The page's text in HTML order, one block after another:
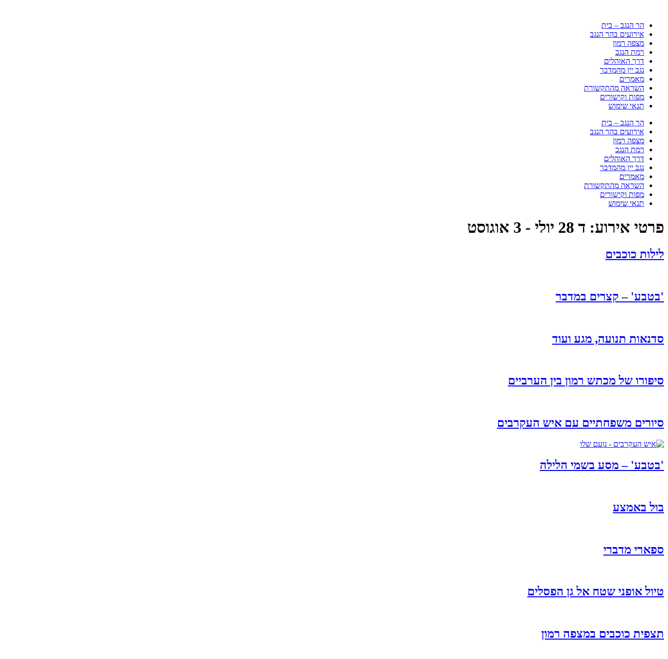
הר הנגב – בית
אירועים בהר הנגב
מצפה רמון
רמת הנגב
דרך האוהלים
נגב יין מהמדבר
מאמרים
השראה מהתקשורת
מפות וקישורים
תנאי שימוש
הר הנגב – בית
אירועים בהר הנגב
מצפה רמון
רמת הנגב
דרך האוהלים
נגב יין מהמדבר
מאמרים
השראה מהתקשורת
מפות וקישורים
תנאי שימוש
פרטי אירוע: ד 28 יולי - 3 אוגוסט
לילות כוכבים
'בטבע' – קצרים במדבר
סדנאות תנועה, מגע ועוד
סיפורו של מכתש רמון בין הערביים
סיורים משפחתיים עם איש העקרבים
'בטבע' – מסע בשמי הלילה
בול באמצע
ספארי מדברי
טיול אופני שטח אל גן הפסלים
תצפית כוכבים במצפה רמון